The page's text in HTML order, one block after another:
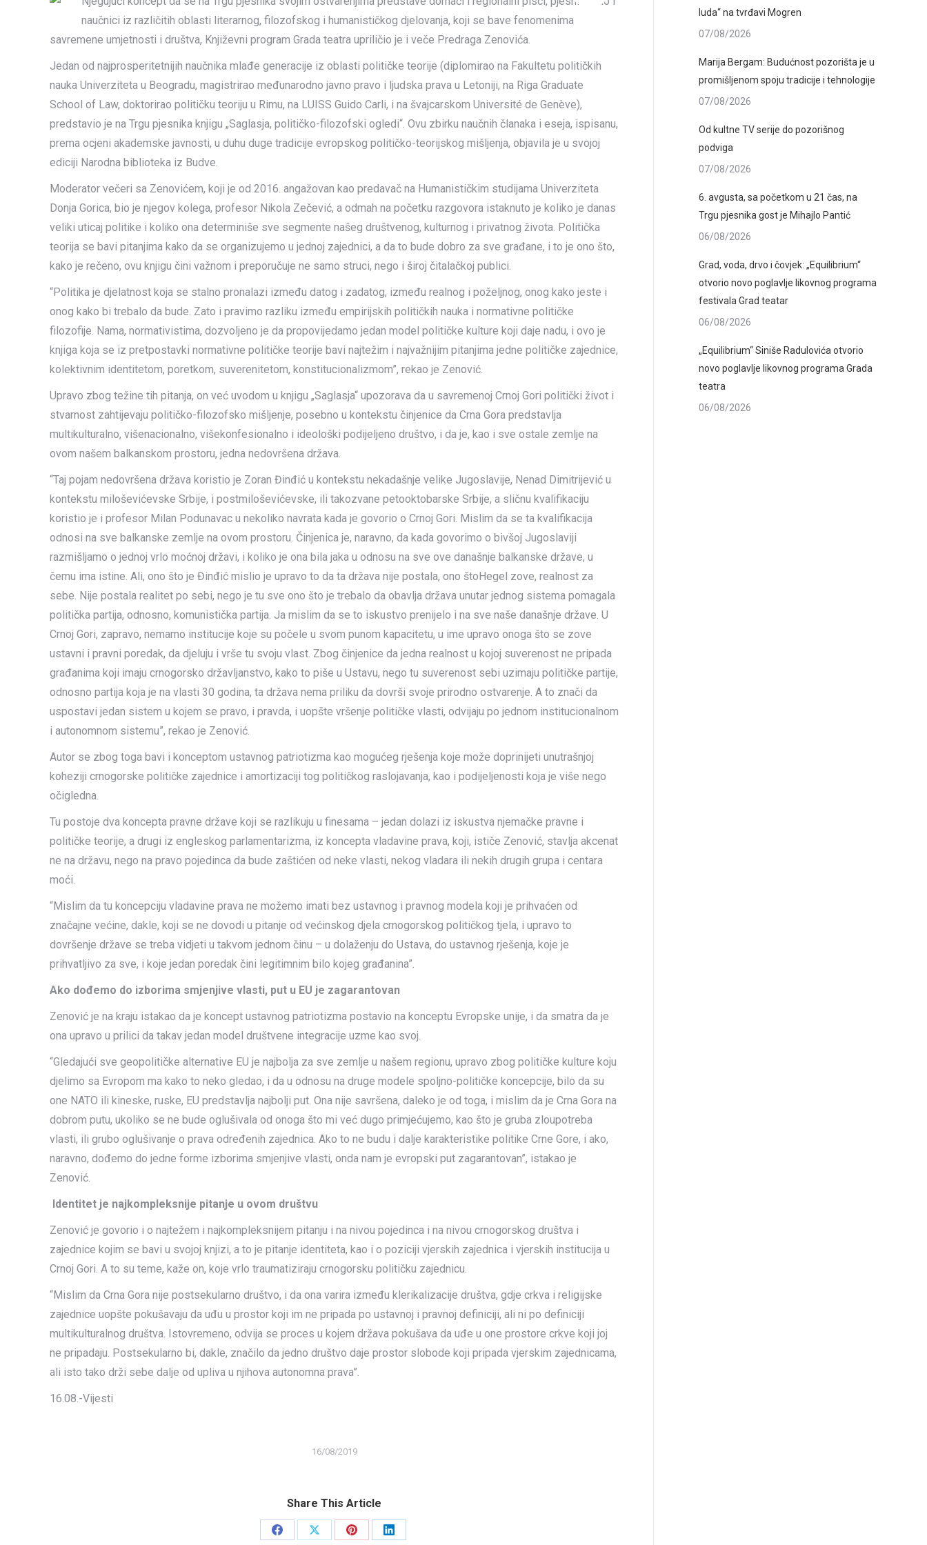
naučnici iz različitih oblasti literarnog, filozofskog i humanističkog djelovanja, koji se bave fenomenima
savremene umjetnosti i društva, Književni program Grada teatra upriličio je i veče Predraga Zenovića.
Jedan od najprosperitetnijih naučnika mlađe generacije iz oblasti političke teorije (diplomirao na Fakultetu političkih
nauka Univerziteta u Beogradu, magistrirao međunarodno javno pravo i ljudska prava u Letoniji, na Riga Graduate
School of Law, doktorirao političku teoriju u Rimu, na LUISS Guido Carli, i na švajcarskom Université de Genève),
predstavio je na Trgu pjesnika knjigu „Saglasja, političko-filozofski ogledi“. Ovu zbirku naučnih članaka i eseja, ispisanu,
prema ocjeni akademske javnosti, u duhu duge tradicije evropskog političko-teorijskog mišljenja, objavila je u svojoj
ediciji Narodna biblioteka iz Budve.
Moderator večeri sa Zenovićem, koji je od 2016. angažovan kao predavač na Humanističkim studijama Univerziteta
Donja Gorica, bio je njegov kolega, profesor Nikola Zečević, a odmah na početku razgovora istaknuto je koliko je danas
veliki uticaj politike i koliko ona determiniše sve segmente našeg društvenog, kulturnog i privatnog života. Politička
teorija se bavi pitanjima kako da se organizujemo u jednoj zajednici, a da to bude dobro za sve građane, i to je ono što,
kako je rečeno, ovu knjigu čini važnom i preporučuje ne samo struci, nego i široj čitalačkoj publici.
“Politika je djelatnost koja se stalno pronalazi između datog i zadatog, između realnog i poželjnog, onog kako jeste i
onog kako bi trebalo da bude. Zato i pravimo razliku između empirijskih političkih nauka i normativne političke
filozofije. Nama, normativistima, dozvoljeno je da propovijedamo jedan model političke kulture koji daje nadu, i ovo je
knjiga koja se iz pretpostavki normativne političke teorije bavi najtežim i najvažnijim pitanjima jedne političke zajednice,
kolektivnim identitetom, poretkom, suverenitetom, konstitucionalizmom”, rekao je Zenović.
Upravo zbog težine tih pitanja, on već uvodom u knjigu „Saglasja“ upozorava da u savremenoj Crnoj Gori politički život i
stvarnost zahtijevaju političko-filozofsko mišljenje, posebno u kontekstu činjenice da Crna Gora predstavlja
multikulturalno, višenacionalno, višekonfesionalno i ideološki podijeljeno društvo, i da je, kao i sve ostale zemlje na
ovom našem balkanskom prostoru, jedna nedovršena država.
“Taj pojam nedovršena država koristio je Zoran Đinđić u kontekstu nekadašnje velike Jugoslavije, Nenad Dimitrijević u
kontekstu miloševićevske Srbije, i postmiloševićevske, ili takozvane petooktobarske Srbije, a sličnu kvalifikaciju
koristio je i profesor Milan Podunavac u nekoliko navrata kada je govorio o Crnoj Gori. Mislim da se ta kvalifikacija
odnosi na sve balkanske zemlje na ovom prostoru. Činjenica je, naravno, da kada govorimo o bivšoj Jugoslaviji
razmišljamo o jednoj vrlo moćnoj državi, i koliko je ona bila jaka u odnosu na sve ove današnje balkanske države, u
čemu ima istine. Ali, ono što je Đinđić mislio je upravo to da ta država nije postala, ono štoHegel zove, realnost za
sebe. Nije postala realitet po sebi, nego je tu sve ono što je trebalo da obavlja država unutar jednog sistema pomagala
politička partija, odnosno, komunistička partija. Ja mislim da se to iskustvo prenijelo i na sve naše današnje države. U
Crnoj Gori, zapravo, nemamo institucije koje su počele u svom punom kapacitetu, u ime upravo onoga što se zove
ustavni i pravni poredak, da djeluju i vrše tu svoju vlast. Zbog činjenice da jedna realnost u kojoj suverenost ne pripada
građanima koji imaju crnogorsko državljanstvo, kako to piše u Ustavu, nego tu suverenost sebi uzimaju političke partije,
odnosno partija koja je na vlasti 30 godina, ta država nema priliku da dovrši svoje prirodno ostvarenje. A to znači da
uspostavi jedan sistem u kojem se pravo, i pravda, i uopšte vršenje političke vlasti, odvijaju po jednom institucionalnom
i autonomnom sistemu”, rekao je Zenović.
Autor se zbog toga bavi i konceptom ustavnog patriotizma kao mogućeg rješenja koje može doprinijeti unutrašnjoj
koheziji crnogorske političke zajednice i amortizaciji tog političkog raslojavanja, kao i podijeljenosti koja je više nego
očigledna.
Tu postoje dva koncepta pravne države koji se razlikuju u finesama – jedan dolazi iz iskustva njemačke pravne i
političke teorije, a drugi iz engleskog parlamentarizma, iz koncepta vladavine prava, koji, ističe Zenović, stavlja akcenat
ne na državu, nego na pravo pojedinca da bude zaštićen od neke vlasti, nekog vladara ili nekih drugih grupa i centara
moći.
“Mislim da tu koncepciju vladavine prava ne možemo imati bez ustavnog i pravnog modela koji je prihvaćen od
značajne većine, dakle, koji se ne dovodi u pitanje od većinskog djela crnogorskog političkog tjela, i upravo to
dovršenje države se treba vidjeti u takvom jednom činu – u dolaženju do Ustava, do ustavnog rješenja, koje je
prihvatljivo za sve, i koje jedan poredak čini legitimnim bilo kojeg građanina”.
Ako dođemo do izborima smjenjive vlasti, put u EU je zagarantovan
Zenović je na kraju istakao da je koncept ustavnog patriotizma postavio na konceptu Evropske unije, i da smatra da je
ona upravo u prilici da takav jedan model društvene integracije uzme kao svoj.
“Gledajući sve geopolitičke alternative EU je najbolja za sve zemlje u našem regionu, upravo zbog političke kulture koju
djelimo sa Evropom ma kako to neko gledao, i da u odnosu na druge modele spoljno-političke koncepcije, bilo da su
one NATO ili kineske, ruske, EU predstavlja najbolji put. Ona nije savršena, daleko je od toga, i mislim da je Crna Gora na
dobrom putu, ukoliko se ne bude oglušivala od onoga što mi već dugo primjećujemo, kao što je gruba zloupotreba
vlasti, ili grubo oglušivanje o prava određenih zajednica. Ako to ne budu i dalje karakteristike politike Crne Gore, i ako,
naravno, dođemo do jedne forme izborima smjenjive vlasti, onda nam je evropski put zagarantovan”, istakao je
Zenović.
Identitet je najkompleksnije pitanje u ovom društvu
Zenović je govorio i o najtežem i najkompleksnijem pitanju i na nivou pojedinca i na nivou crnogorskog društva i
zajednice kojim se bavi u svojoj knjizi, a to je pitanje identiteta, kao i o poziciji vjerskih zajednica i vjerskih institucija u
Crnoj Gori. A to su teme, kaže on, koje vrlo traumatiziraju crnogorsku političku zajednicu.
“Mislim da Crna Gora nije postsekularno društvo, i da ona varira između klerikalizacije društva, gdje crkva i religijske
zajednice uopšte pokušavaju da uđu u prostor koji im ne pripada po ustavnoj i pravnoj definiciji, ali ni po definiciji
multikulturalnog društva. Istovremeno, odvija se proces u kojem država pokušava da uđe u one prostore crkve koji joj
ne pripadaju. Postsekularno bi, dakle, značilo da jedno društvo daje prostor slobode koji pripada vjerskim zajednicama,
ali isto tako drži sebe dalje od upliva u njihova autonomna prava”.
16.08.-Vijesti
16/08/2019
Share This Article
Share
Share
Share
Share
luda“ na tvrđavi Mogren
07/08/2026
Marija Bergam: Budućnost pozorišta je u
promišljenom spoju tradicije i tehnologije
07/08/2026
Od kultne TV serije do pozorišnog
podviga
07/08/2026
6. avgusta, sa početkom u 21 čas, na
Trgu pjesnika gost je Mihajlo Pantić
06/08/2026
Grad, voda, drvo i čovjek: „Equilibrium“
otvorio novo poglavlje likovnog programa
festivala Grad teatar
06/08/2026
„Equilibrium“ Siniše Radulovića otvorio
novo poglavlje likovnog programa Grada
teatra
06/08/2026